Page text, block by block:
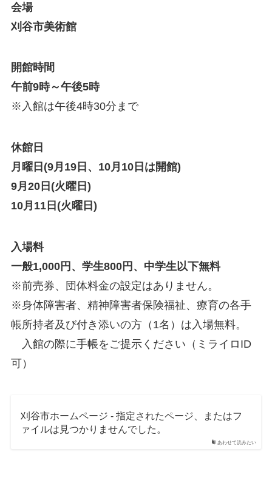
会場
刈谷市美術館
開館時間
午前9時～午後5時
※入館は午後4時30分まで
休館日
月曜日(9月19日、10月10日は開館)
9月20日(火曜日)
10月11日(火曜日)
入場料
一般1,000円、学生800円、中学生以下無料
※前売券、団体料金の設定はありません。
※身体障害者、精神障害者保険福祉、療育の各手
帳所持者及び付き添いの方（1名）は入場無料。
入館の際に手帳をご提示ください（ミライロID
可）
あわせて読みたい
刈谷市ホームページ - 指定されたページ、またはフ
ァイルは見つかりませんでした。